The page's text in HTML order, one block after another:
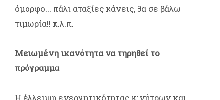
όμορφο... πάλι αταξίες κάνεις, θα σε βάλω
τιμωρία!! κ.λ.π.
Μειωμένη ικανότητα να τηρηθεί το
πρόγραμμα
Η έλλειψη ενεργητικότητας κινήτρων και